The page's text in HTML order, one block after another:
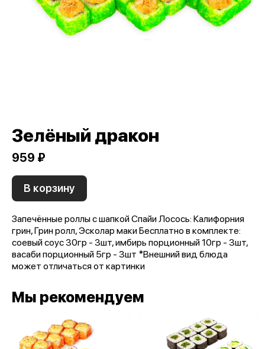
Зелёный дракон
959 ₽
В корзину
Запечённые роллы с шапкой Спайи Лосось: Калифорния
грин, Грин ролл, Эсколар маки Бесплатно в комплекте:
соевый соус 30гр - 3шт, имбирь порционный 10гр - 3шт,
васаби порционный 5гр - 3шт *Внешний вид блюда
может отличаться от картинки
Мы рекомендуем